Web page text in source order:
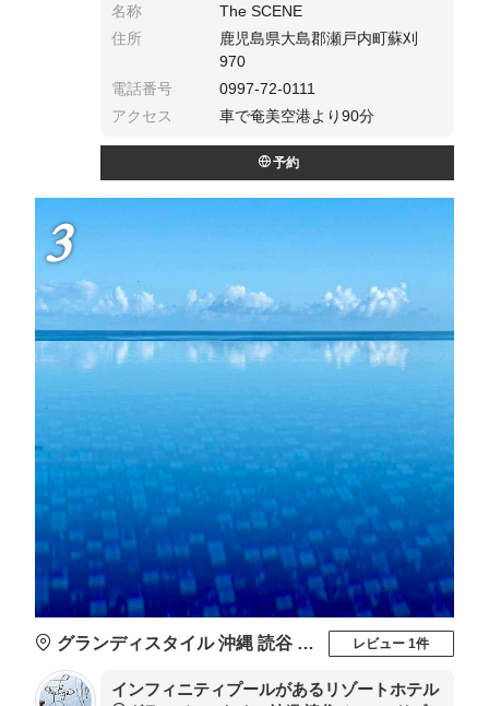
名称
The SCENE
住所
鹿児島県大島郡瀬戸内町蘇刈
970
電話番号
0997-72-0111
アクセス
車で奄美空港より90分
予約
3
グランディスタイル 沖縄 読谷 ホテル&リゾート レビュー 1件
インフィニティプールがあるリゾートホテル